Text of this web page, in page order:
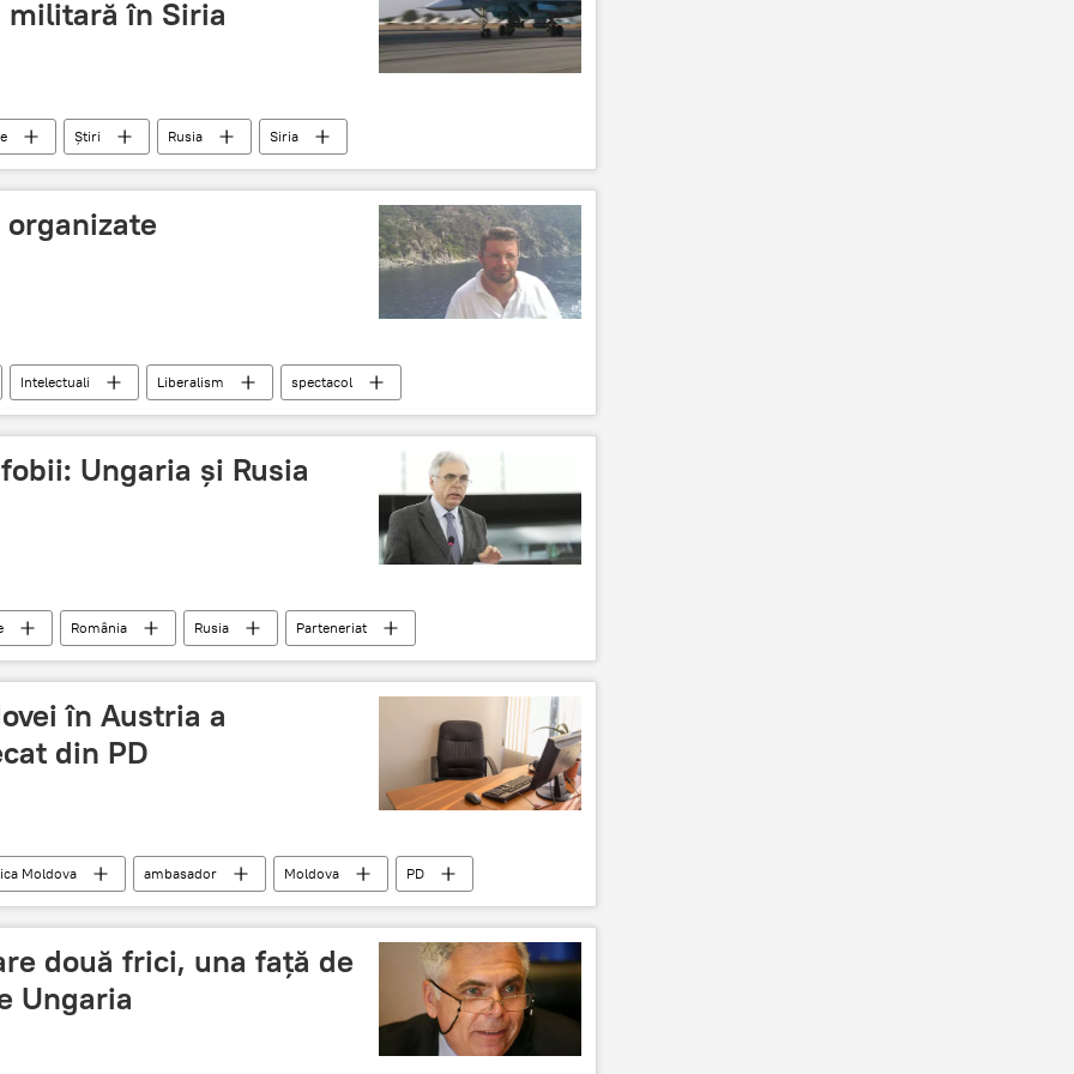
în Siria
Știri Rusia
Siria
ONU negocieri
grupări teroriste
Intelectuali Liberalism
spectacol
Genocid Generație Democrație
Ungaria şi Rusia
România Rusia
Parteneriat
Adrian Severin Relaţii româno-ruse
în Austria a
din PD
Moldova ambasador Moldova
PD
două frici, una faţă de
Ungaria